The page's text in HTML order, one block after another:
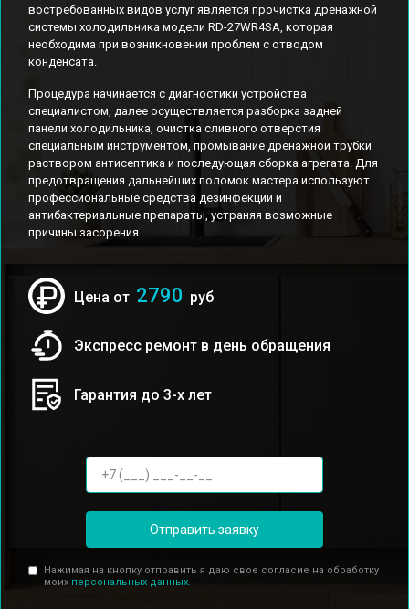
востребованных видов услуг является прочистка дренажной
системы холодильника модели RD-27WR4SA, которая
необходима при возникновении проблем с отводом
конденсата.
Процедура начинается с диагностики устройства
специалистом, далее осуществляется разборка задней
панели холодильника, очистка сливного отверстия
специальным инструментом, промывание дренажной трубки
раствором антисептика и последующая сборка агрегата. Для
предотвращения дальнейших поломок мастера используют
профессиональные средства дезинфекции и
антибактериальные препараты, устраняя возможные
причины засорения.
Цена от 2790 руб
Экспресс ремонт в день обращения
Гарантия до 3-х лет
Отправить заявку
Нажимая на кнопку отправить я даю свое согласие на обработку
моих персональных данных.